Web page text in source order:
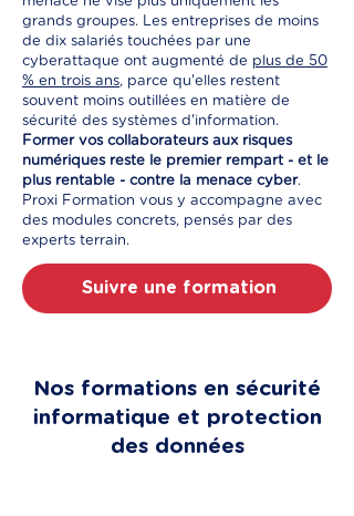
grands groupes. Les entreprises de moins
de dix salariés touchées par une
cyberattaque ont augmenté de plus de 50
% en trois ans, parce qu'elles restent
souvent moins outillées en matière de
sécurité des systèmes d'information.
Former vos collaborateurs aux risques
numériques reste le premier rempart - et le
plus rentable - contre la menace cyber.
Proxi Formation vous y accompagne avec
des modules concrets, pensés par des
experts terrain.
Suivre une formation
Nos formations en sécurité
informatique et protection
des données